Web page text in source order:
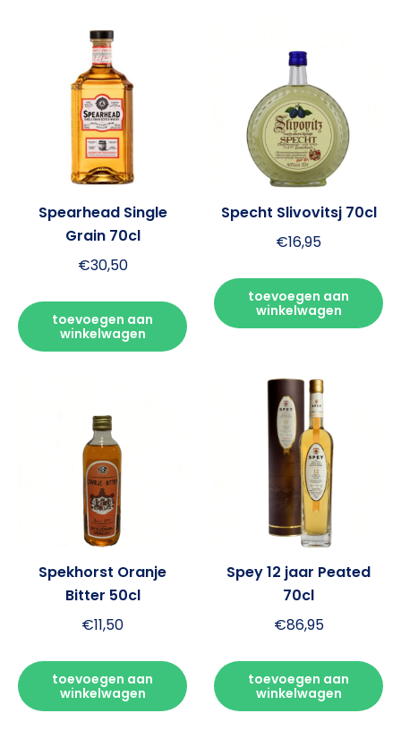
Spearhead Single
Grain 70cl
€30,50
toevoegen aan
winkelwagen
Specht Slivovitsj 70cl
€16,95
toevoegen aan
winkelwagen
Spekhorst Oranje
Bitter 50cl
€11,50
toevoegen aan
winkelwagen
Spey 12 jaar Peated
70cl
€86,95
toevoegen aan
winkelwagen